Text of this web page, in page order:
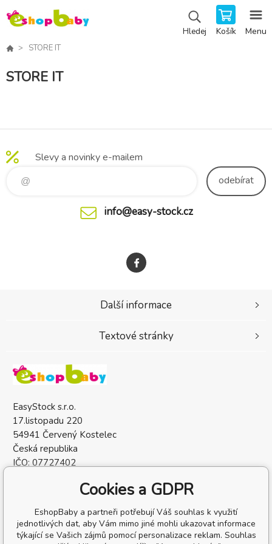
Hledej Košík Menu
STORE IT
STORE IT
Slevy a novinky e-mailem
odebírat
info@easy-stock.cz
EasyStock s.r.o.
17.listopadu 220
54941 Červený Kostelec
Česká republika
IČO: 07727402
Další informace
Textové stránky
Cookies a GDPR
EshopBaby a partneři potřebují Váš souhlas k využití
jednotlivých dat, aby Vám mimo jiné mohli ukazovat informace
týkající se Vašich zájmů pomocí personalizace reklam. Souhlas